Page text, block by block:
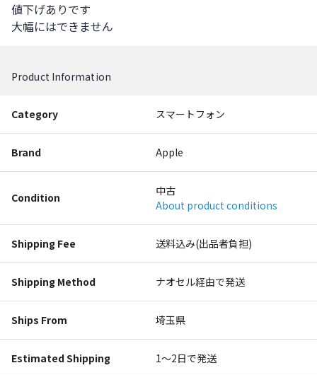
値下げありです
大幅にはできません
Product Information
Category スマートフォン
Brand Apple
Condition
中古
About product conditions
Shipping Fee 送料込み(出品者負担)
Shipping Method ナオセル経由で発送
Ships From 埼玉県
Estimated Shipping 1〜2日で発送